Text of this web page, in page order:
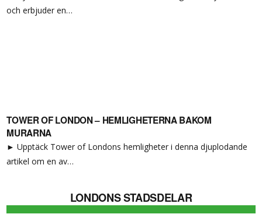
och erbjuder en…
TOWER OF LONDON – HEMLIGHETERNA BAKOM
MURARNA
► Upptäck Tower of Londons hemligheter i denna djuplodande
artikel om en av…
LONDONS STADSDELAR